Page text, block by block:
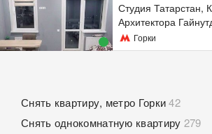
Студия Татарстан,
Архитектора
Горки
Снять квартиру, метро Горки 42
Снять однокомнатную квартиру 279